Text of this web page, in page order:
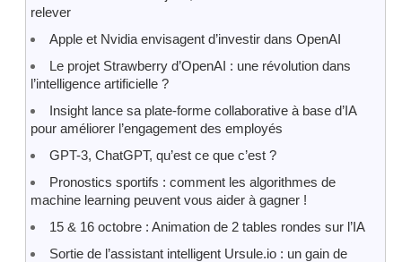
relever
Apple et Nvidia envisagent d’investir dans OpenAI
Le projet Strawberry d’OpenAI : une révolution dans
l’intelligence artificielle ?
Insight lance sa plate-forme collaborative à base d’IA
pour améliorer l’engagement des employés
GPT-3, ChatGPT, qu’est ce que c’est ?
Pronostics sportifs : comment les algorithmes de
machine learning peuvent vous aider à gagner !
15 & 16 octobre : Animation de 2 tables rondes sur l’IA
Sortie de l’assistant intelligent Ursule.io : un gain de